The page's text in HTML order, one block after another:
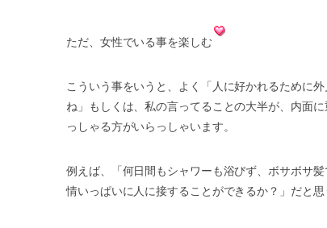
ただ、女性でいる事を楽しむ
こういう事をいうと、よく「人に好かれるために
ね」もしくは、私の言ってることの大半が、内面
っしゃる方がいらっしゃいます。
例えば、「何日間もシャワーも浴びず、ボサボサ
情いっぱいに人に接することができるか？」だと